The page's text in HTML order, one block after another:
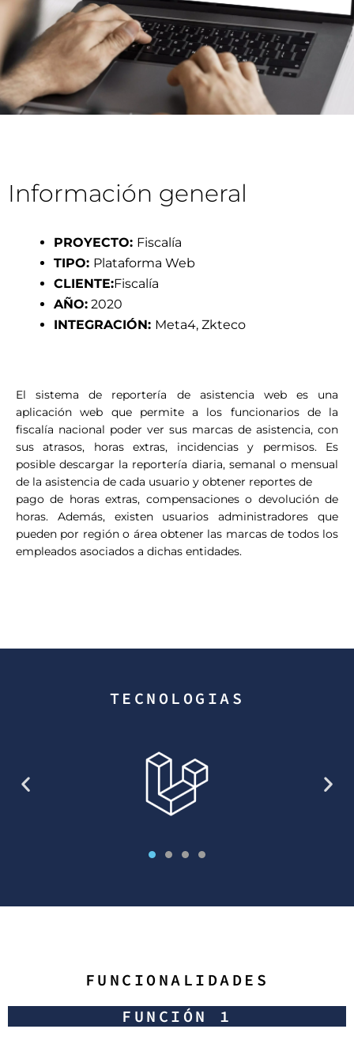
Información general
PROYECTO: Fiscalía
TIPO: Plataforma Web
CLIENTE:Fiscalía
AÑO: 2020
INTEGRACIÓN: Meta4, Zkteco
El sistema de reportería de asistencia web es una
aplicación web que permite a los funcionarios de la
fiscalía nacional poder ver sus marcas de asistencia, con
sus atrasos, horas extras, incidencias y permisos. Es
posible descargar la reportería diaria, semanal o mensual
de la asistencia de cada usuario y obtener reportes de
pago de horas extras, compensaciones o devolución de
horas. Además, existen usuarios administradores que
pueden por región o área obtener las marcas de todos los
empleados asociados a dichas entidades.
TECNOLOGIAS
FUNCIONALIDADES
FUNCIÓN 1